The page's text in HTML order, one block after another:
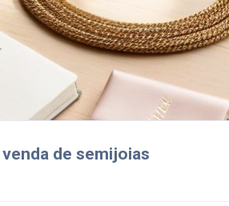
de semijoias